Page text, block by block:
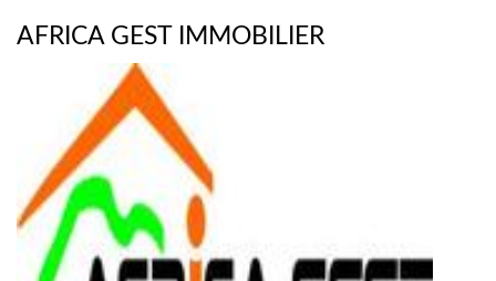
AFRICA GEST IMMOBILIER